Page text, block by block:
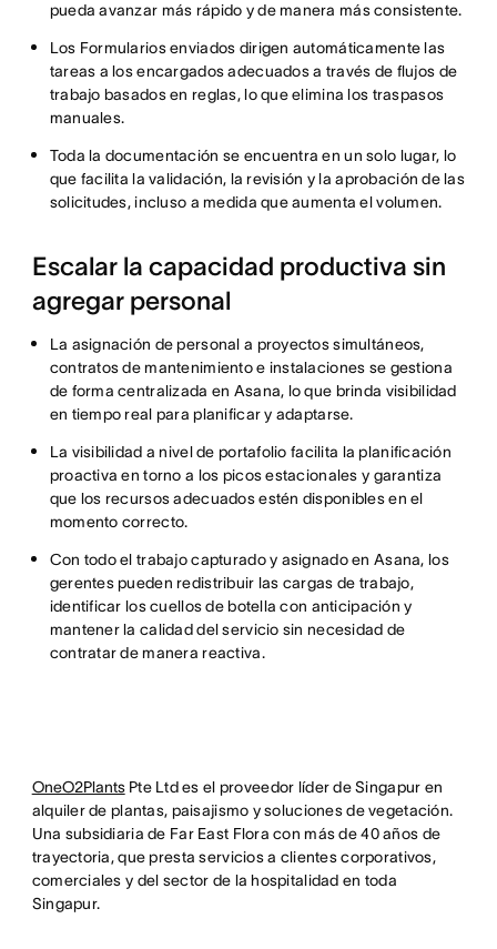
pueda avanzar más rápido y de manera más consistente.
Los Formularios enviados dirigen automáticamente las
tareas a los encargados adecuados a través de flujos de
trabajo basados en reglas, lo que elimina los traspasos
manuales.
Toda la documentación se encuentra en un solo lugar, lo
que facilita la validación, la revisión y la aprobación de las
solicitudes, incluso a medida que aumenta el volumen.
Escalar la capacidad productiva sin
agregar personal
La asignación de personal a proyectos simultáneos,
contratos de mantenimiento e instalaciones se gestiona
de forma centralizada en Asana, lo que brinda visibilidad
en tiempo real para planificar y adaptarse.
La visibilidad a nivel de portafolio facilita la planificación
proactiva en torno a los picos estacionales y garantiza
que los recursos adecuados estén disponibles en el
momento correcto.
Con todo el trabajo capturado y asignado en Asana, los
gerentes pueden redistribuir las cargas de trabajo,
identificar los cuellos de botella con anticipación y
mantener la calidad del servicio sin necesidad de
contratar de manera reactiva.
OneO2PlantsPte Ltd es el proveedor líder de Singapur en
alquiler de plantas, paisajismo y soluciones de vegetación.
Una subsidiaria de Far East Flora con más de 40 años de
trayectoria, que presta servicios a clientes corporativos,
comerciales y del sector de la hospitalidad en toda
Singapur.